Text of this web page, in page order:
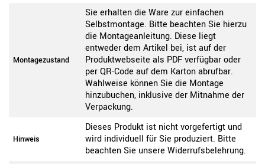
Montagezustand
Sie erhalten die Ware zur einfachen
Selbstmontage. Bitte beachten Sie hierzu
die Montageanleitung. Diese liegt
entweder dem Artikel bei, ist auf der
Produktwebseite als PDF verfügbar oder
per QR-Code auf dem Karton abrufbar.
Wahlweise können Sie die Montage
hinzubuchen, inklusive der Mitnahme der
Verpackung.
Hinweis
Dieses Produkt ist nicht vorgefertigt und
wird individuell für Sie produziert. Bitte
beachten Sie unsere Widerrufsbelehrung.